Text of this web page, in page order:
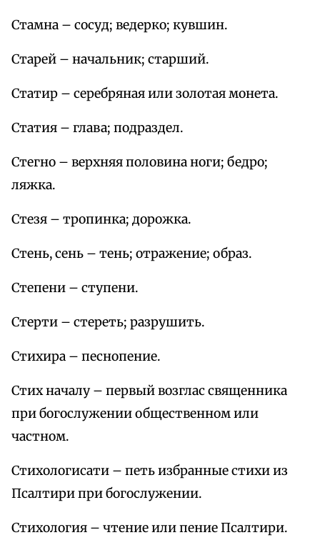
Стамна – сосуд; ведерко; кувшин.
Старей – начальник; старший.
Статир – серебряная или золотая монета.
Статия – глава; подраздел.
Стегно – верхняя половина ноги; бедро;
ляжка.
Стезя – тропинка; дорожка.
Стень, сень – тень; отражение; образ.
Степени – ступени.
Стерти – стереть; разрушить.
Стихира – песнопение.
Стих началу – первый возглас священника
при богослужении общественном или
частном.
Стихологисати – петь избранные стихи из
Псалтири при богослужении.
Стихология – чтение или пение Псалтири.